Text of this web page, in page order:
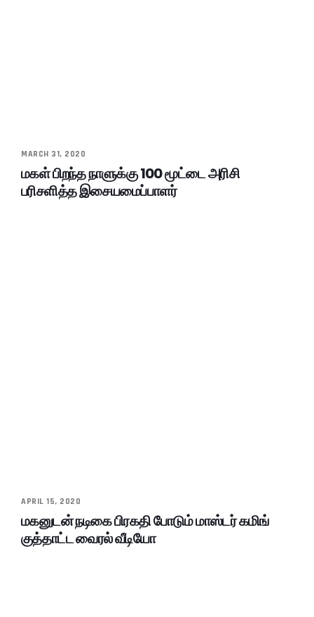
MARCH 31, 2020
மகள் பிறந்த நாளுக்கு 100 மூட்டை அரிசி
பரிசளித்த இசையமைப்பாளர்
APRIL 15, 2020
மகனுடன் நடிகை பிரகதி போடும் மாஸ்டர் கமிங்
குத்தாட்ட வைரல் வீடியோ